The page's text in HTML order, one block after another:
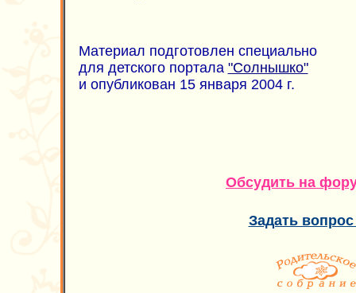
Материал подготовлен специально
для детского портала "Солнышко"
и опубликован 15 января 2004 г.
Обсудить на
Задать